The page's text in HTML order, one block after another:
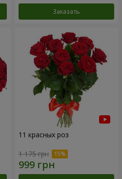
Заказать
11 красных роз
1 175 грн